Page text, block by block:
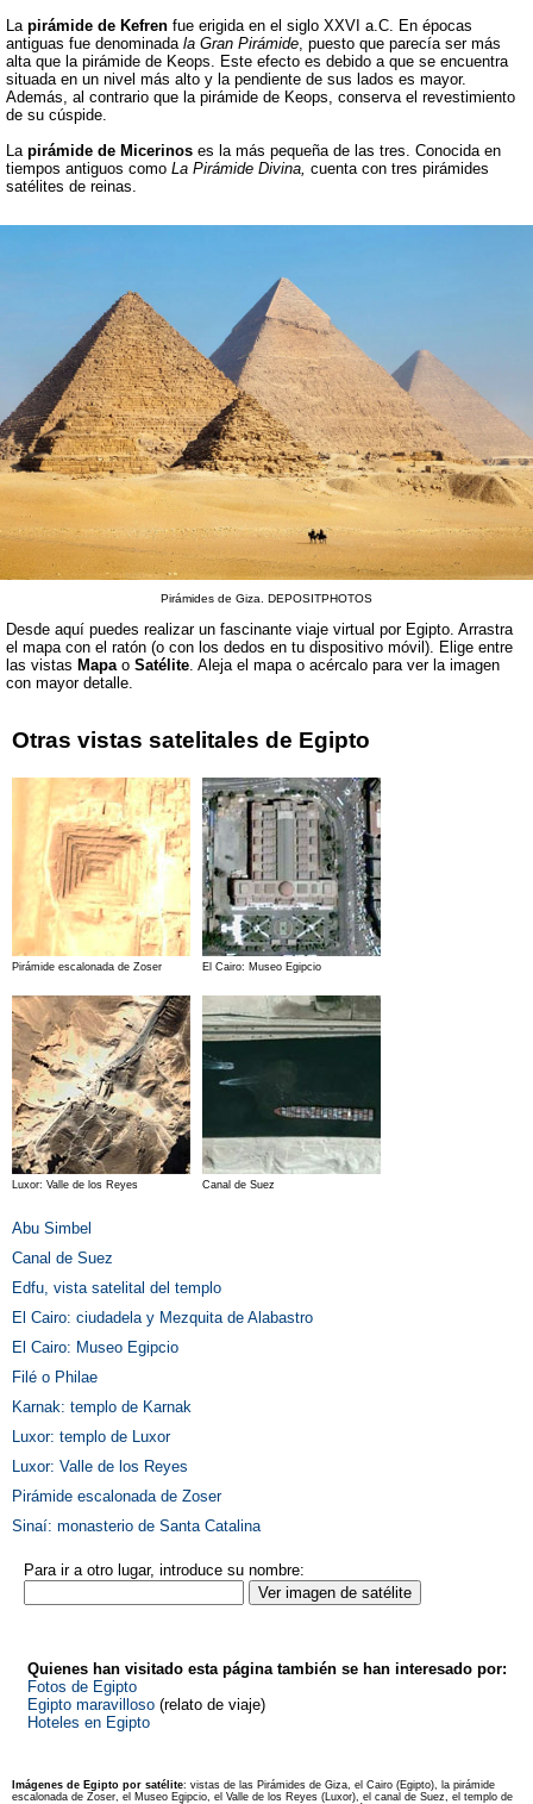
La pirámide de Kefren fue erigida en el siglo XXVI a.C. En épocas
antiguas fue denominada la Gran Pirámide , puesto que parecía ser más
alta que la pirámide de Keops. Este efecto es debido a que se encuentra
situada en un nivel más alto y la pendiente de sus lados es mayor.
Además, al contrario que la pirámide de Keops, conserva el revestimiento
de su cúspide.
La pirámide de Micerinos es la más pequeña de las tres. Conocida en
tiempos antiguos como La Pirámide Divina, cuenta con tres pirámides
satélites de reinas.
Pirámides de Giza. DEPOSITPHOTOS
Desde aquí puedes realizar un fascinante viaje virtual por Egipto. Arrastra
el mapa con el ratón (o con los dedos en tu dispositivo móvil). Elige entre
las vistas Mapao Satélite. Aleja el mapa o acércalo para ver la imagen
con mayor detalle.
Otras vistas satelitales de Egipto
Pirámide escalonada de Zoser El Cairo: Museo Egipcio
Luxor: Valle de los Reyes Canal de Suez
Abu Simbel
Canal de Suez
Edfu, vista satelital del templo
El Cairo: ciudadela y Mezquita de Alabastro
El Cairo: Museo Egipcio
Filé o Philae
Karnak: templo de Karnak
Luxor: templo de Luxor
Luxor: Valle de los Reyes
Pirámide escalonada de Zoser
Sinaí: monasterio de Santa Catalina
Para ir a otro lugar, introduce su nombre:
Quienes han visitado esta página también se han interesado por:
Fotos de Egipto
Egipto maravilloso(relato de viaje)
Hoteles en Egipto
Imágenes de Egipto por satélite: vistas de las Pirámides de Giza, el Cairo (Egipto), la pirámide
escalonada de Zoser, el Museo Egipcio, el Valle de los Reyes (Luxor), el canal de Suez, el templo de